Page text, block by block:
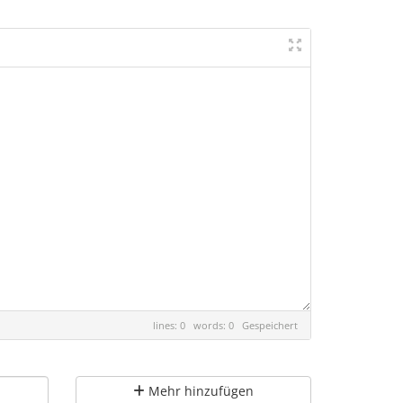
lines: 0 words: 0 Gespeichert
Mehr hinzufügen